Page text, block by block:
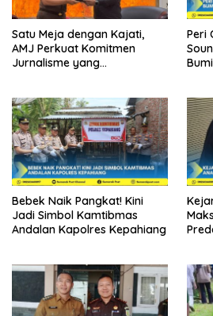
Satu Meja dengan Kajati,
AMJ Perkuat Komitmen
Jurnalisme yang
Peri
Bebek Naik Pangkat! Kini
Jadi Simbol Kamtibmas
Andalan Kapolres Kepahiang